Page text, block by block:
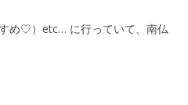
め♡）etc… に行っていて、南仏